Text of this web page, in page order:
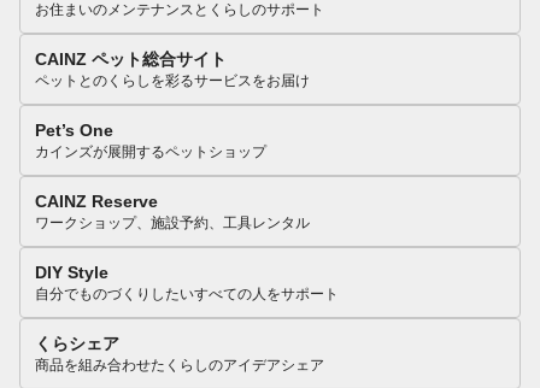
お住まいのメンテナンスとくらしのサポート
CAINZ ペット総合サイト
ペットとのくらしを彩るサービスをお届け
Pet’s One
カインズが展開するペットショップ
CAINZ Reserve
ワークショップ、施設予約、工具レンタル
DIY Style
自分でものづくりしたいすべての人をサポート
くらシェア
商品を組み合わせたくらしのアイデアシェア